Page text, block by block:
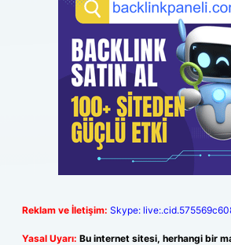
Reklam ve İletişim: Skype:
Yasal Uyarı: Bu internet sitesi, herhangi bir